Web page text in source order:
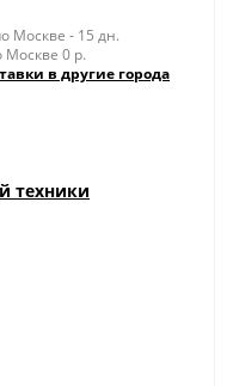
Москве - 15 дн.
Москве 0 р.
в другие города
техники